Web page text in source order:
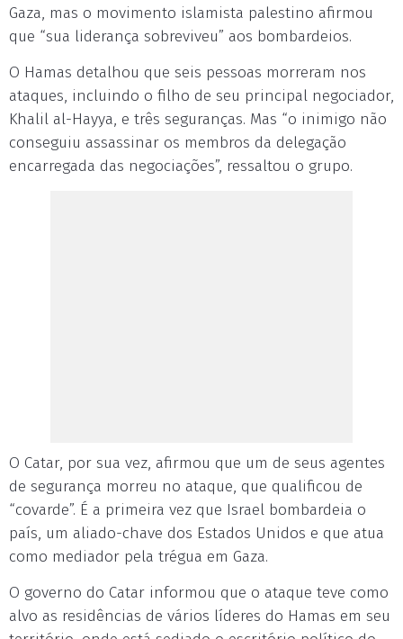
Gaza, mas o movimento islamista palestino afirmou
que “sua liderança sobreviveu” aos bombardeios.
O Hamas detalhou que seis pessoas morreram nos
ataques, incluindo o filho de seu principal negociador,
Khalil al-Hayya, e três seguranças. Mas “o inimigo não
conseguiu assassinar os membros da delegação
encarregada das negociações”, ressaltou o grupo.
O Catar, por sua vez, afirmou que um de seus agentes
de segurança morreu no ataque, que qualificou de
“covarde”. É a primeira vez que Israel bombardeia o
país, um aliado-chave dos Estados Unidos e que atua
como mediador pela trégua em Gaza.
O governo do Catar informou que o ataque teve como
alvo as residências de vários líderes do Hamas em seu